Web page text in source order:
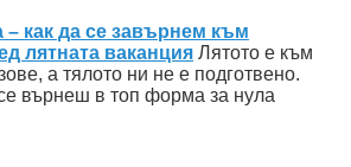
– как да се завърнем към
лятната ваканция Лятото е към
а тялото ни не е подготвено.
върнеш в топ форма за нула